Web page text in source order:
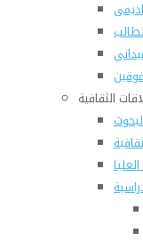
الثقافية